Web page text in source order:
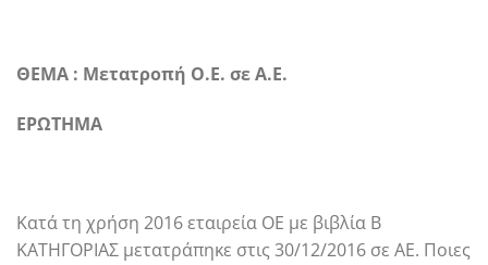
ΘΕΜΑ : Μετατροπή Ο.Ε. σε Α.Ε.
ΕΡΩΤΗΜΑ
Κατά τη χρήση 2016 εταιρεία ΟΕ με βιβλία Β
ΚΑΤΗΓΟΡΙΑΣ μετατράπηκε στις 30/12/2016 σε ΑΕ. Ποιες